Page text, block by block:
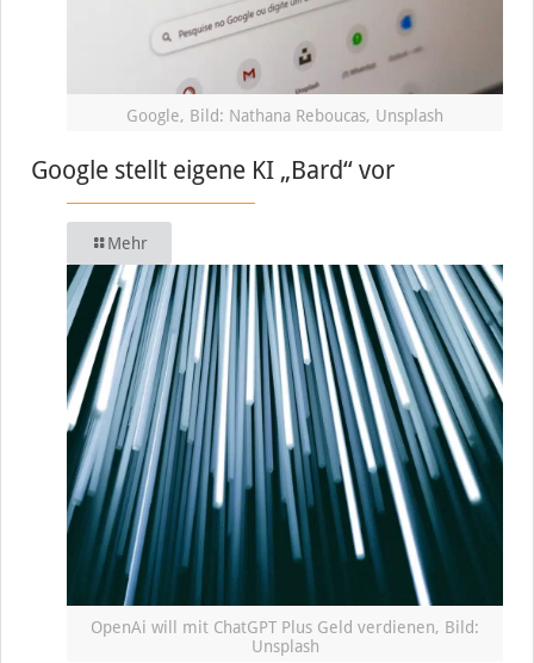
Google, Bild: Nathana Reboucas, Unsplash
Google stellt eigene KI „Bard“ vor
Mehr
OpenAi will mit ChatGPT Plus Geld verdienen, Bild:
Unsplash